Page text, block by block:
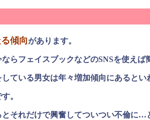
傾向があります。
フェイスブックなどのSNSを使えば
ている男女は年々増加傾向にあるとい
。
それだけで興奮してついつい不倫に…